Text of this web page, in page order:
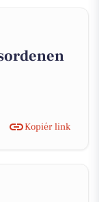
Kopiér link